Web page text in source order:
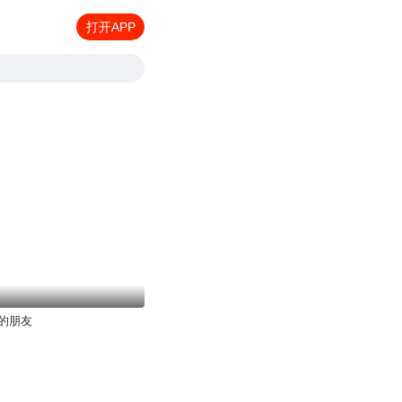
打开APP
朋友